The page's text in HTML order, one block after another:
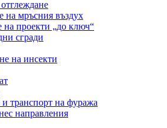
на мръсния въздух
на проекти „до ключ“
сгради
на инсекти
транспорт на фуража
направления